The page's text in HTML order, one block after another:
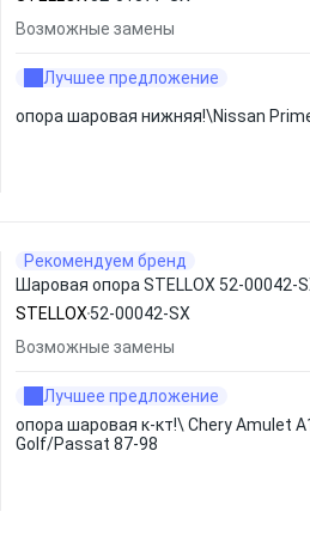
Возможные замены
Лучшее предложение
опора шаровая нижняя!\Nissan
Рекомендуем бренд
Шаровая опора STELLOX 52-00042-
STELLOX 52-00042-SX
Возможные замены
Лучшее предложение
опора шаровая к-кт!\ Chery Amulet
Golf/Passat 87-98